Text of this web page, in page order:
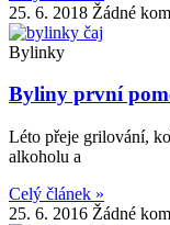
25. 6. 2018 Žádné
Bylinky
Byliny první
Léto přeje grilování,
alkoholu a
Celý článek »
25. 6. 2016 Žádné